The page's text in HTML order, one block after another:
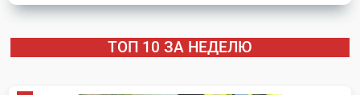
ТОП 10 ЗА НЕДЕЛЮ